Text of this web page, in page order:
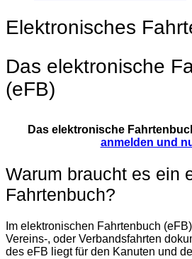
Elektronisches
Das elektronische
(eFB)
Das elektronische
anmelden und
Warum braucht es ein
Fahrtenbuch?
Im elektronischen Fahrtenbuch
Vereins-, oder Verbandsfahrten
des eFB liegt für den Kanuten und